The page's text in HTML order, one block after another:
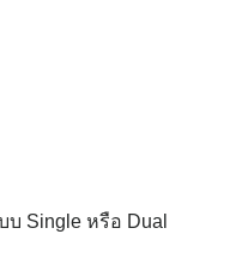
Single หรือ Dual